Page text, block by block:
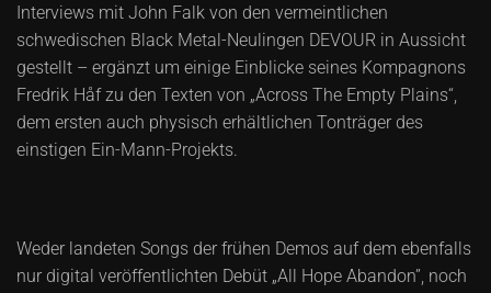
Interviews mit John Falk von den vermeintlichen
schwedischen Black Metal-Neulingen DEVOUR in Aussicht
gestellt – ergänzt um einige Einblicke seines Kompagnons
Fredrik Håf zu den Texten von „Across The Empty Plains“,
dem ersten auch physisch erhältlichen Tonträger des
einstigen Ein-Mann-Projekts.
Weder landeten Songs der frühen Demos auf dem ebenfalls
nur digital veröffentlichten Debüt „All Hope Abandon”, noch